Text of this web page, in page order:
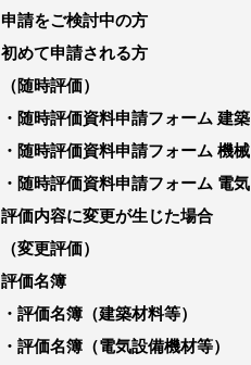
申請をご検討中の方
初めて申請される方
（随時評価）
随時評価資料申請フォーム 建築
随時評価資料申請フォーム 機械
随時評価資料申請フォーム 電気
評価内容に変更が生じた場合
（変更評価）
評価名簿
評価名簿（建築材料等）
評価名簿（電気設備機材等）